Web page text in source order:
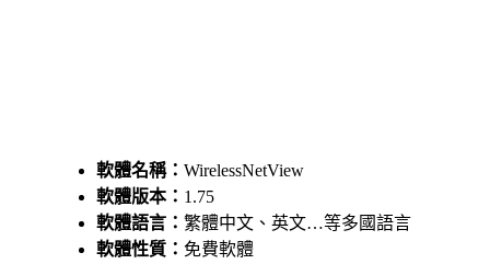
軟體名稱： WirelessNetView
軟體版本： 1.75
軟體語言： 繁體中文、英文…等多國語言
軟體性質： 免費軟體